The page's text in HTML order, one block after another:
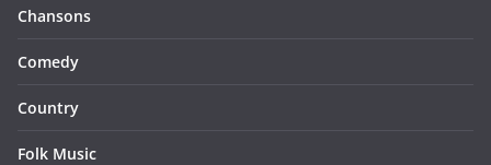
Chansons
Comedy
Country
Folk Music